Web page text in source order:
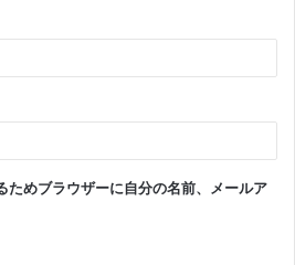
ためブラウザーに自分の名前、メールア